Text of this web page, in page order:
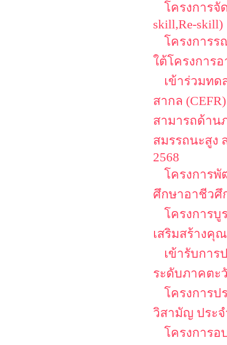
โครงการจั
skill,Re-skill)
โครงการ
ใต้โครงการ
เข้าร่วมท
สากล
สามารถด้าน
สมรรถนะสูง
2568
โครงการพั
ศึกษาอาชีวศึ
โครงการ
เสริมสร้างคุ
เข้ารับการ
ระดับภาคตะ
โครงการป
วิสามัญ ประจ
โครงการอ